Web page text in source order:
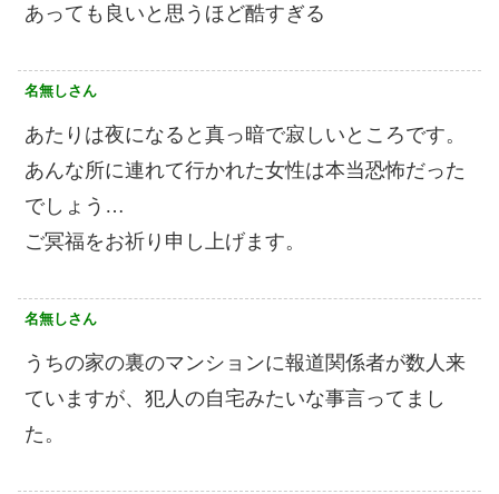
あっても良いと思うほど酷すぎる
名無しさん
あたりは夜になると真っ暗で寂しいところです。
あんな所に連れて行かれた女性は本当恐怖だった
でしょう…
ご冥福をお祈り申し上げます。
名無しさん
うちの家の裏のマンションに報道関係者が数人来
ていますが、犯人の自宅みたいな事言ってまし
た。